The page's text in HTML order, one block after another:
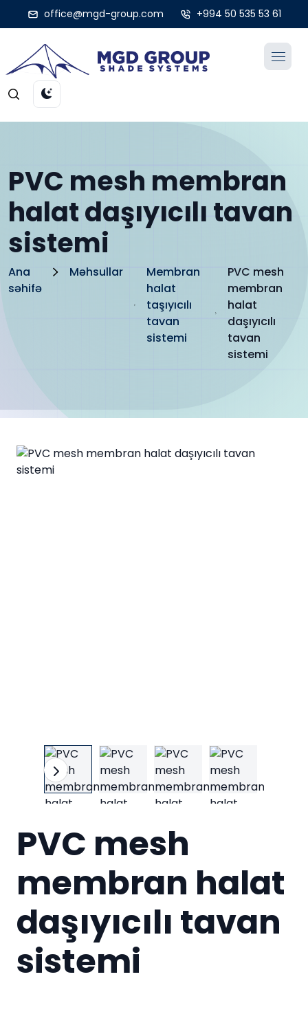
office@mgd-group.com +994 50 535 53 61
PVC mesh membran
halat daşıyıcılı tavan
sistemi
Ana
səhifə
Məhsullar
Membran
halat
taşıyıcılı
tavan
sistemi
PVC mesh
membran
halat
daşıyıcılı
tavan
sistemi
PVC mesh
membran halat
daşıyıcılı tavan
sistemi